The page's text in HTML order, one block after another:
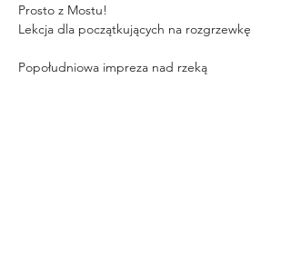
Prosto z Mostu!
Lekcja dla początkujących na rozgrzewkę
Popołudniowa impreza nad rzeką